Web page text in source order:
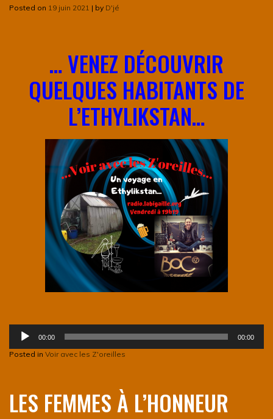
Posted on 19 juin 2021 | by D'jé
… VENEZ DÉCOUVRIR
QUELQUES HABITANTS DE
L’ETHYLIKSTAN…
audio
00:00 00:00
Posted in Voir avec les Z'oreilles
LES FEMMES À L’HONNEUR